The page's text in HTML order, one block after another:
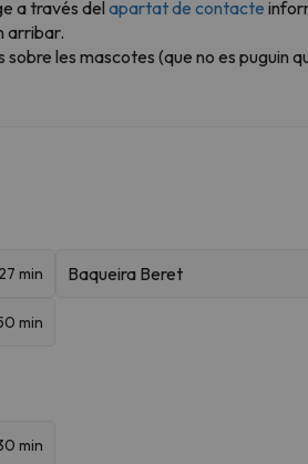
a través del apartat de contacte
arribar.
les mascotes (que no es puguin
min Baqueira Beret
min
min